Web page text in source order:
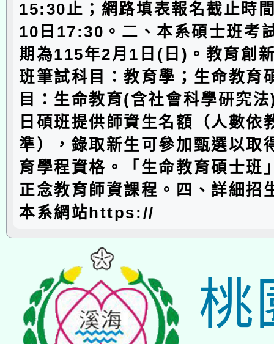
15:30止；網路填表報名截止時
10日17:30。二、本系碩士班考
期為115年2月1日(日)。教育創
班筆試科目：教育學；生命教育
目：生命教育(含社會科學研究
日碩班提供師資生名額（人數依
準），錄取新生可參加甄選以取
育學程資格。「生命教育碩士班
正念教育師資課程。四、詳細招
本系網站https://
桃